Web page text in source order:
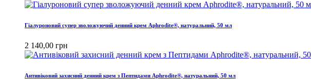
Гіалуроновий супер зволожуючий денний крем Aphrodite®, натуральний, 50 мл
2 140,00 грн
Антивіковий захисний денний крем з Пептидами Aphrodite®, натуральний, 50 мл